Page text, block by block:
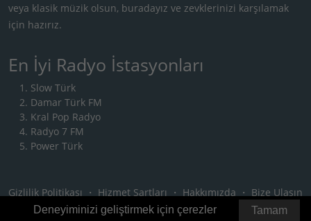
veya klasik müzik olsun, buradayız ve zevklerinizi karşılamak
için hazırız.
En İyi Radyo İstasyonları
Slow Türk
Damar Türk FM
Kral Pop Radyo
Radyo 7 FM
Power Türk
Gizlilik Politikası ・ Hizmet Şartları ・ Hakkımızda ・ Bize Ulaşın
Tamam
Deneyiminizi geliştirmek için çerezler